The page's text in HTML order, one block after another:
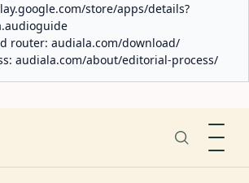
store/apps/details?
router: audiala.com/download/
audiala.com/about/editorial-process/